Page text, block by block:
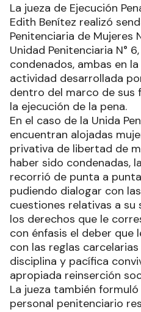
La jueza de Ejecución
Edith Benítez realizó
Penitenciaria de Mujeres
Unidad Penitenciaria N°
condenados, ambas en
actividad desarrollada
dentro del marco de sus
la ejecución de la pena.
En el caso de la Unida
encuentran alojadas
privativa de libertad de
haber sido condenadas,
recorrió de punta a
pudiendo dialogar con
cuestiones relativas a
los derechos que le
con énfasis el deber que
con las reglas
disciplina y pacífica
apropiada reinserción
La jueza también
personal penitenciario